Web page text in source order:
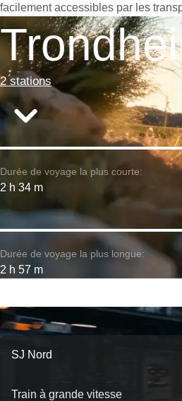
facilement accessibles par les
2 stations
Durée de voyage la plus courte:
2 h 34 m
Durée de voyage la plus longue:
2 h 57 m
SJ Nord
Train à grande vitesse